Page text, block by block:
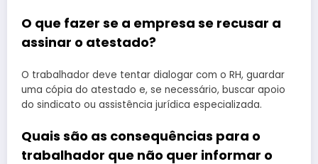
O que fazer se a empresa se recusar a
assinar o atestado?
O trabalhador deve tentar dialogar com o RH, guardar
uma cópia do atestado e, se necessário, buscar apoio
do sindicato ou assistência jurídica especializada.
Quais são as consequências para o
trabalhador que não quer informar o